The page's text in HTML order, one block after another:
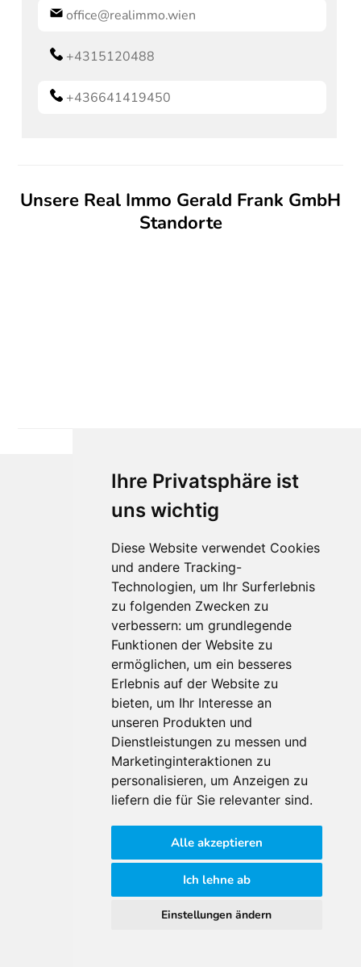
Ihre Privatsphäre ist
uns wichtig
Diese Website verwendet Cookies
und andere Tracking-
Technologien, um Ihr Surferlebnis
zu folgenden Zwecken zu
verbessern: um grundlegende
Funktionen der Website zu
ermöglichen, um ein besseres
Erlebnis auf der Website zu
bieten, um Ihr Interesse an
unseren Produkten und
Dienstleistungen zu messen und
Marketinginteraktionen zu
personalisieren, um Anzeigen zu
liefern die für Sie relevanter sind.
Alle akzeptieren
Ich lehne ab
Einstellungen ändern
office@realimmo.wien
+4315120488
+436641419450
Unsere Real Immo Gerald Frank GmbH
Standorte
Für Makler:innen
Über Uns
Vorteile
Kontakt
Software Partner
Teilnahme
FAQ
Für Makler:innen
Impressum
AGB
Datenschutzklärung
Cookie Richtlinie